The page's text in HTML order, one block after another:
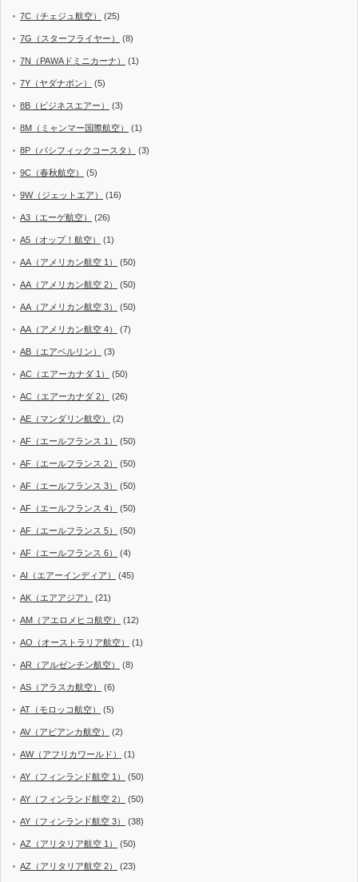
7C（チェジュ航空） (25)
7G（スターフライヤー） (8)
7N（PAWAドミニカーナ） (1)
7Y（ヤダナポン） (5)
8B（ビジネスエアー） (3)
8M（ミャンマー国際航空） (1)
8P（パシフィックコースタ） (3)
9C（春秋航空） (5)
9W（ジェットエア） (16)
A3（エーゲ航空） (26)
A5（オップ！航空） (1)
AA（アメリカン航空 1） (50)
AA（アメリカン航空 2） (50)
AA（アメリカン航空 3） (50)
AA（アメリカン航空 4） (7)
AB（エアベルリン） (3)
AC（エアーカナダ 1） (50)
AC（エアーカナダ 2） (26)
AE（マンダリン航空） (2)
AF（エールフランス 1） (50)
AF（エールフランス 2） (50)
AF（エールフランス 3） (50)
AF（エールフランス 4） (50)
AF（エールフランス 5） (50)
AF（エールフランス 6） (4)
AI（エアーインディア） (45)
AK（エアアジア） (21)
AM（アエロメヒコ航空） (12)
AO（オーストラリア航空） (1)
AR（アルゼンチン航空） (8)
AS（アラスカ航空） (6)
AT（モロッコ航空） (5)
AV（アビアンカ航空） (2)
AW（アフリカワールド） (1)
AY（フィンランド航空 1） (50)
AY（フィンランド航空 2） (50)
AY（フィンランド航空 3） (38)
AZ（アリタリア航空 1） (50)
AZ（アリタリア航空 2） (23)